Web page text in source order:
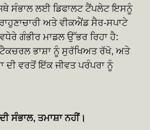
ਸੰਭਾਲ ਲਈ ਡਿਫਾਲਟ ਟੈਂਪਲੇਟ ਇਸਨੂੰ
ਅਤੇ ਵੀਕਐਂਡ ਸੈਰ-ਸਪਾਟੇ
ਗੰਭੀਰ ਮਾਡਲ ਉੱਭਰ ਰਿਹਾ ਹੈ:
ਭਾਸ਼ਾ ਨੂੰ ਸੁਰੱਖਿਅਤ ਰੱਖੋ, ਅਤੇ
ਦੀ ਵਰਤੋਂ ਇੱਕ ਜੀਵਤ ਪਰੰਪਰਾ ਨੂੰ
ਸੰਭਾਲ, ਤਮਾਸ਼ਾ ਨਹੀਂ।